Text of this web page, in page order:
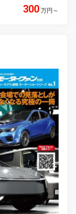
300 万円 ～